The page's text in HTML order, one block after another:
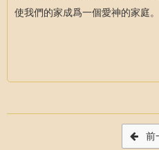
使我們的家成爲一個愛神的家庭。
Post 前